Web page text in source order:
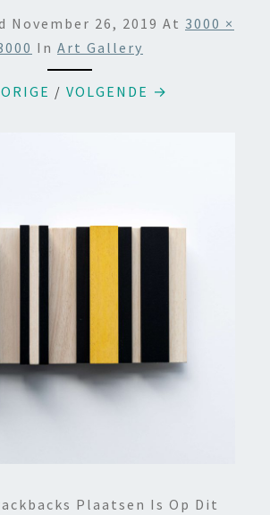
November 26, 2019 At 3000 ×
In Art Gallery
/ VOLGENDE →
Plaatsen Is Op Dit